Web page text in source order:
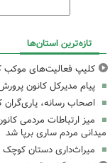
تازه‌ترین استان‌ها
کلیپ فعالیت‌های موکب
پیام مدیرکل کانون
اصحاب رسانه، یاری‌گران
میز ارتباطات مردمی
میدانی مردم ساری برپا شد
میراث‌داری دستان